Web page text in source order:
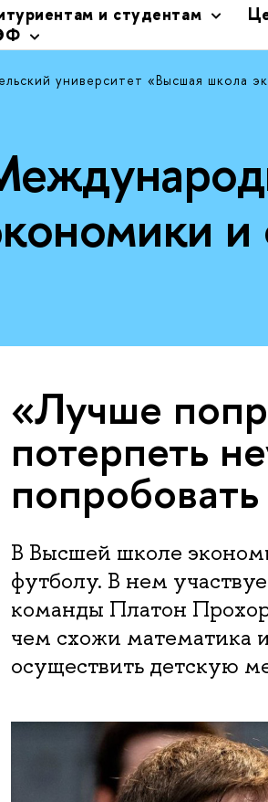
и студентам
университет «Высшая школа
«Лучше
потерпеть
В Высшей школе
футболу. В нем
команды Платон
чем схожи математика
осуществить детскую